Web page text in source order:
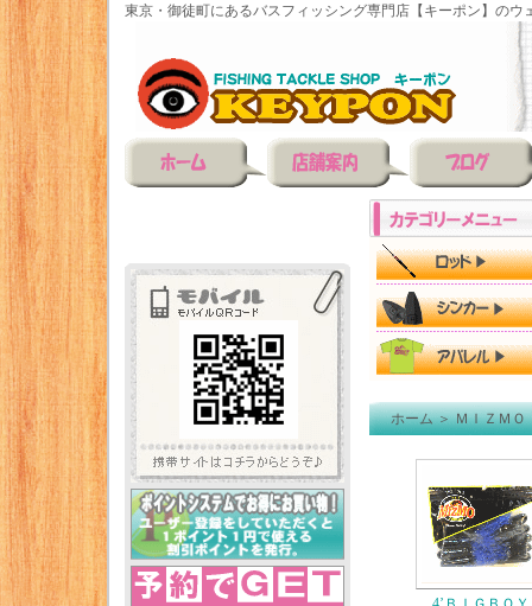
東京・御徒町にあるバスフィッシング専門店【キーポン】のウ
ホーム＞ＭＩＺＭＯ